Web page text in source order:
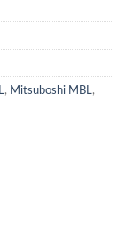
, Mitsuboshi MBL ,